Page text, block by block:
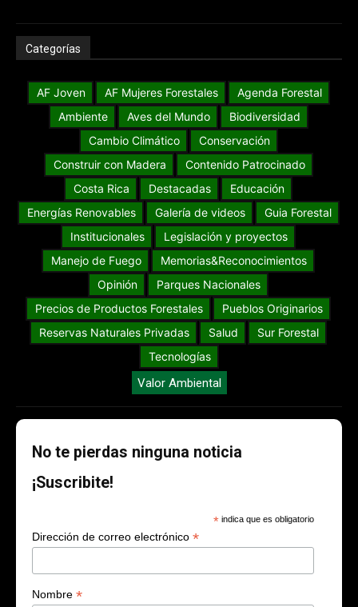
Categorías
AF Joven AF Mujeres Forestales
Agenda Forestal
Ambiente
Aves del Mundo
Biodiversidad
Cambio Climático
Conservación
Construir con Madera
Contenido Patrocinado
Costa Rica
Destacadas
Educación
Energías Renovables
Galería de videos
Guia Forestal
Institucionales
Legislación y proyectos
Manejo de Fuego
Memorias&Reconocimientos
Opinión
Parques Nacionales
Precios de Productos Forestales
Pueblos Originarios
Reservas Naturales Privadas
Salud
Sur Forestal
Tecnologías
Valor Ambiental
No te pierdas ninguna noticia
¡Suscribite!
* indica que es obligatorio
Dirección de correo electrónico *
Nombre *